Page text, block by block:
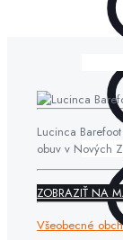
Lucinca
obuv v Nových
ZOBRAZIŤ NA
Všeobecné